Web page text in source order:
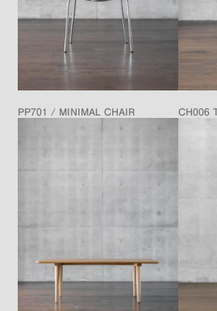
PP701 / MINIMAL CHAIR CH006